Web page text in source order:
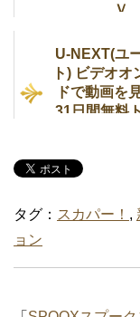
Ｖ
U-NEXT(ユ
ト) ビデオオ
ドで動画を
31日間無料
タグ： スカパー！ ,
ョン